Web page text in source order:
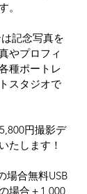
。
記念写真を
やプロフィ
種ポートレ
スタジオで
円撮影デ
たします！
場合無料USB
場合＋1,000